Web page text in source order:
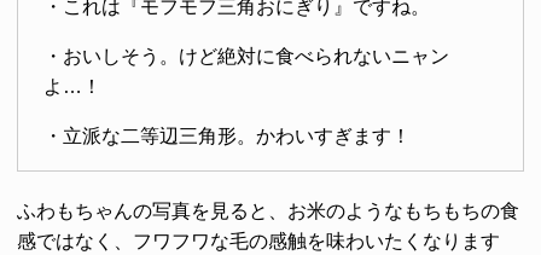
・これは『モフモフ三角おにぎり』ですね。
・おいしそう。けど絶対に食べられないニャン
よ…！
・立派な二等辺三角形。かわいすぎます！
ふわもちゃんの写真を見ると、お米のようなもちもちの食
感ではなく、フワフワな毛の感触を味わいたくなります